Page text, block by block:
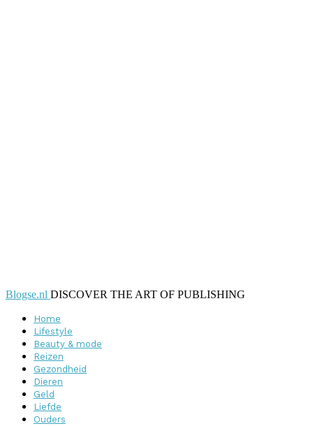
Blogse.nl DISCOVER THE ART OF PUBLISHING
Home
Lifestyle
Beauty & mode
Reizen
Gezondheid
Dieren
Geld
Liefde
Ouders